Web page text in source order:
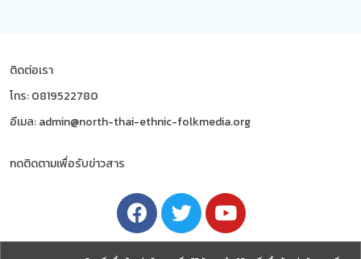
ติดต่อเรา
โทร: 0819522780
อีเมล: admin@north-thai-ethnic-folkmedia.org
กดติดตามเพื่อรับข่าวสาร